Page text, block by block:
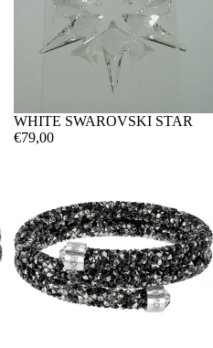
WHITE SWAROVSKI STAR
€79,00